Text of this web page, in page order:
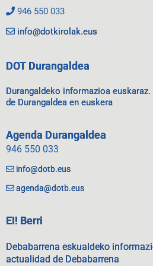
946 550 033
info@dotkirolak.eus
DOT Durangaldea
Durangaldeko informazioa
de Durangaldea en euskera
Agenda Durangaldea
946 550 033
info@dotb.eus
agenda@dotb.eus
EI! Berri
Debabarrena eskualdeko
actualidad de Debabarrena